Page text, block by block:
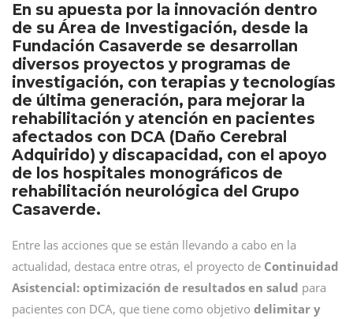
En su apuesta por la innovación dentro
de su Área de Investigación, desde la
Fundación Casaverde se desarrollan
diversos proyectos y programas de
investigación, con terapias y tecnologías
de última generación, para mejorar la
rehabilitación y atención en pacientes
afectados con DCA (Daño Cerebral
Adquirido) y discapacidad, con el apoyo
de los hospitales monográficos de
rehabilitación neurológica del Grupo
Casaverde.
Entre las acciones que se están llevando a cabo en la
actualidad, destaca entre otras, el proyecto de Continuidad
Asistencial: optimización de resultados en salud para
pacientes con DCA, que tiene como objetivo delimitar y